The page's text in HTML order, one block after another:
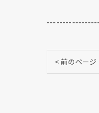
< 前のページ